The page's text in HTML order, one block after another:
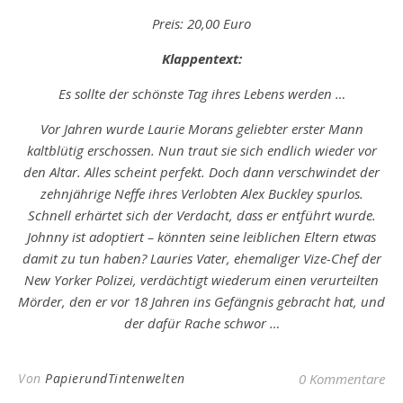
Preis: 20,00 Euro
Klappentext:
Es sollte der schönste Tag ihres Lebens werden …
Vor Jahren wurde Laurie Morans geliebter erster Mann
kaltblütig erschossen. Nun traut sie sich endlich wieder vor
den Altar. Alles scheint perfekt. Doch dann verschwindet der
zehnjährige Neffe ihres Verlobten Alex Buckley spurlos.
Schnell erhärtet sich der Verdacht, dass er entführt wurde.
Johnny ist adoptiert – könnten seine leiblichen Eltern etwas
damit zu tun haben? Lauries Vater, ehemaliger Vize-Chef der
New Yorker Polizei, verdächtigt wiederum einen verurteilten
Mörder, den er vor 18 Jahren ins Gefängnis gebracht hat, und
der dafür Rache schwor …
Von PapierundTintenwelten 0 Kommentare